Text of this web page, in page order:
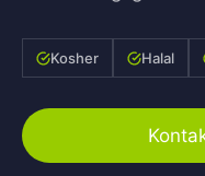
Kosher Halal